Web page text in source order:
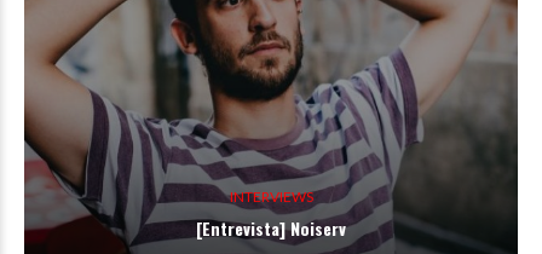
INTERVIEWS
[Entrevista] Noiserv